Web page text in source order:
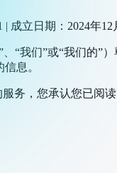
成立日期：2024年12
”、“我们”或“我们
息。
务，您承认您已阅